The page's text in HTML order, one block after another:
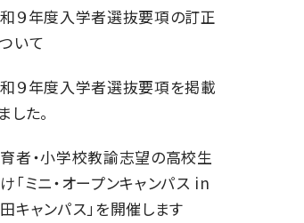
９年度入学者選抜要項の訂正
いて
９年度入学者選抜要項を掲載
した。
者・小学校教諭志望の高校生
「ミニ・オープンキャンパス in
キャンパス」を開催します